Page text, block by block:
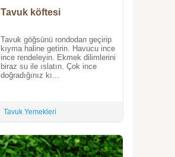
Tavuk köftesi
Tavuk göğsünü rondodan geçirip
kıyma haline getirin. Havucu ince
ince rendeleyin. Ekmek dilimlerini
biraz su ile ıslatın. Çok ince
doğradığınız kı...
Tavuk Yemekleri